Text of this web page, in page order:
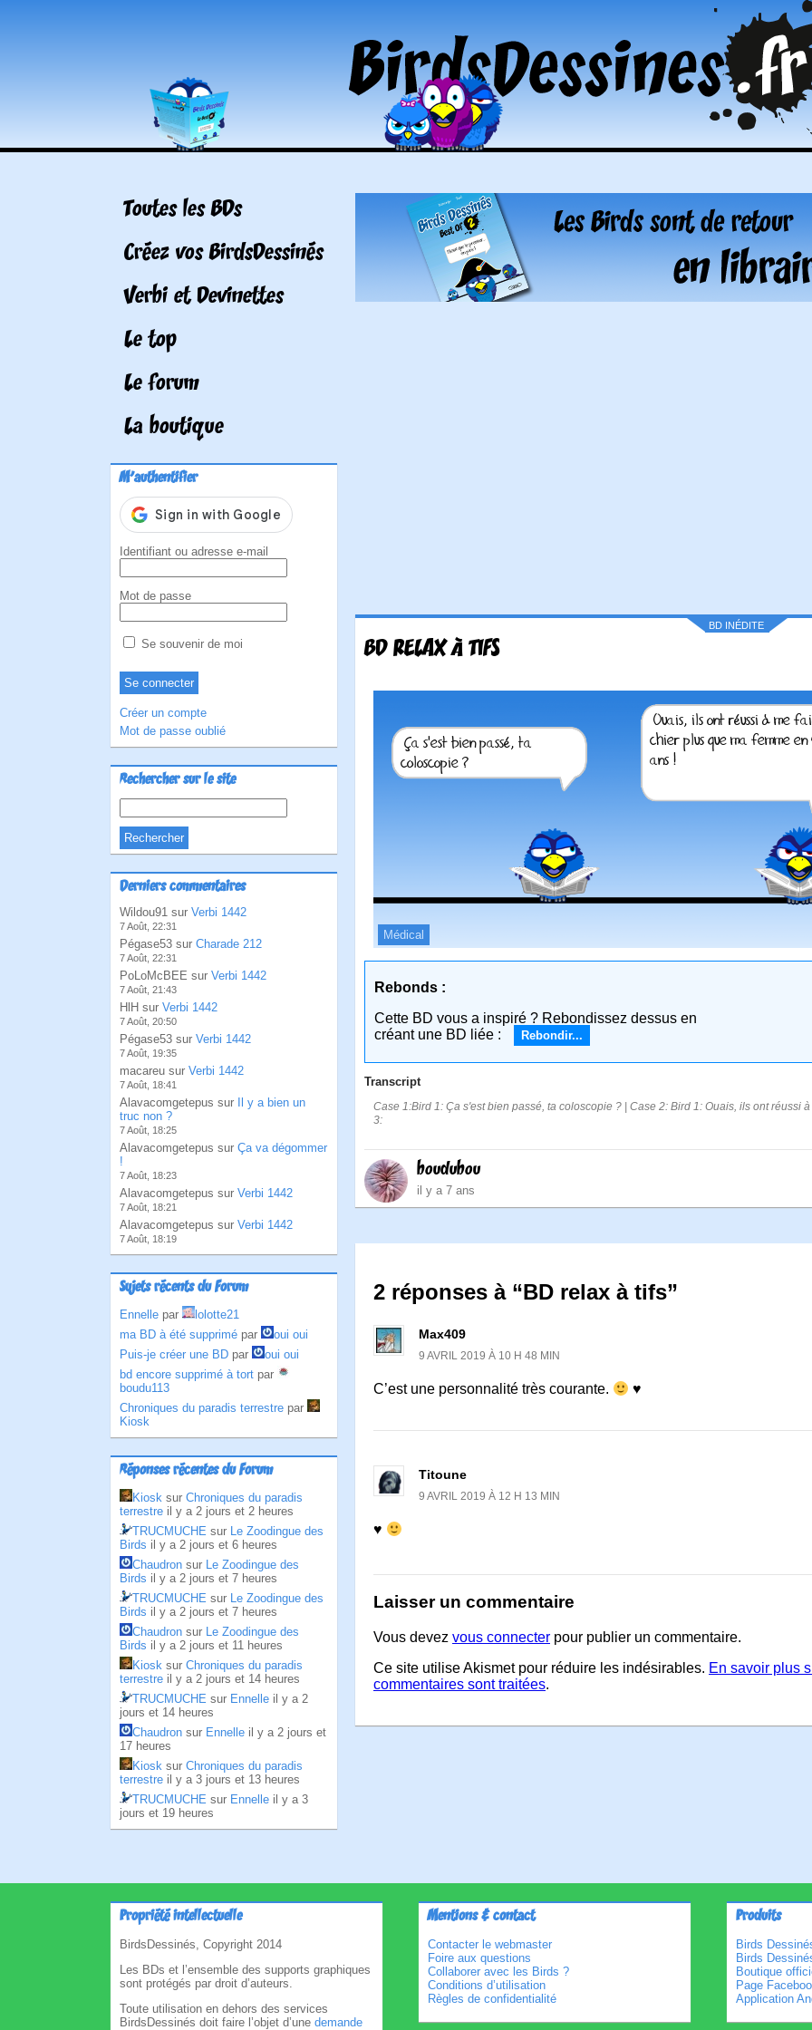
Toutes les BDs
Créez vos BirdsDessinés
Verbi et Devinettes
Le top
Le forum
La boutique
M'authentifier
Identifiant ou adresse e-mail
Mot de passe
Se souvenir de moi
Créer un compte
Mot de passe oublié
Rechercher sur le site
Derniers commentaires
Wildou91 sur Verbi 1442
7 Août, 22:31
Pégase53 sur Charade 212
7 Août, 22:31
PoLoMcBEE sur Verbi 1442
7 Août, 21:43
HlH sur Verbi 1442
7 Août, 20:50
Pégase53 sur Verbi 1442
7 Août, 19:35
macareu sur Verbi 1442
7 Août, 18:41
Alavacomgetepus sur
Il y a bien un
truc non ?
7 Août, 18:25
Alavacomgetepus sur Ça va dégommer
!
7 Août, 18:23
Alavacomgetepus sur Verbi 1442
7 Août, 18:21
Alavacomgetepus sur Verbi 1442
7 Août, 18:19
Sujets récents du Forum
Ennelle par
lolotte21
ma BD à été supprimé par
oui oui
Puis-je créer une BD par
oui oui
bd encore supprimé à tort par
boudu113
Chroniques du paradis terrestre par
Kiosk
Réponses récentes du Forum
Kiosk sur Chroniques du paradis
terrestre il y a 2 jours et 2 heures
TRUCMUCHE sur Le Zoodingue des
Birds il y a 2 jours et 6 heures
Chaudron sur Le Zoodingue des
Birds il y a 2 jours et 7 heures
TRUCMUCHE sur Le Zoodingue des
Birds il y a 2 jours et 7 heures
Chaudron sur Le Zoodingue des
Birds il y a 2 jours et 11 heures
Kiosk sur Chroniques du paradis
terrestre il y a 2 jours et 14 heures
TRUCMUCHE sur Ennelle il y a 2
jours et 14 heures
Chaudron sur Ennelle il y a 2 jours et
17 heures
Kiosk sur Chroniques du paradis
terrestre il y a 3 jours et 13 heures
TRUCMUCHE sur Ennelle il y a 3
jours et 19 heures
BD INÉDITE
BD RELAX À TIFS
Médical
Rebonds :
Cette BD vous a inspiré ? Rebondissez dessus en
créant une BD liée :
Rebondir...
Transcript
Case 1:Bird 1: Ça s'est bien passé, ta coloscopie ? | Case 2: Bird 1: Ouais, ils ont réussi
3:
boudubou
il y a 7 ans
2 réponses à “BD relax à tifs”
Max409
9 AVRIL 2019 À 10 H 48 MIN
C’est une personnalité très courante. ♥
Titoune
9 AVRIL 2019 À 12 H 13 MIN
♥
Laisser un commentaire
Vous devez vous connecter pour publier un commentaire.
Ce site utilise Akismet pour réduire les indésirables. En savoir plus
commentaires sont traitées.
Propriété intellectuelle
BirdsDessinés, Copyright 2014
Les BDs et l’ensemble des supports graphiques
sont protégés par droit d’auteurs.
Toute utilisation en dehors des services
BirdsDessinés doit faire l’objet d’une demande
Mentions & contact
Contacter le webmaster
Foire aux questions
Collaborer avec les Birds ?
Conditions d’utilisation
Règles de confidentialité
Produits
Birds
Birds
Boutique
Page
Application